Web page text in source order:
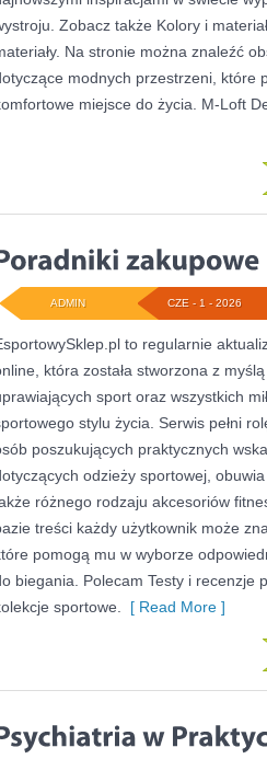
Zobacz także Kolory i
Na stronie można znaleźć
modnych przestrzeni, które
miejsce do życia. M-Loft
CZE - 1 - 2026
ADMIN
to regularnie
która została stworzona z
sport oraz wszystkich
stylu życia. Serwis pełni
poszukujących praktycznych
odzieży sportowej,
różnego rodzaju akcesoriów
treści każdy użytkownik może
pomogą mu w wyborze
biegania. Polecam Testy i recenzje
sportowe.
[ Read More ]